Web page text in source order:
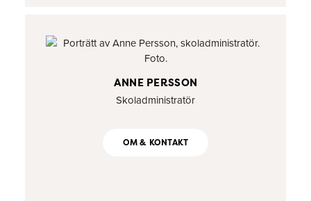
ANNE PERSSON
Skoladministratör
OM & KONTAKT